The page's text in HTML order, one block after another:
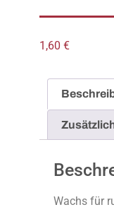
1,60 €
Wachs für